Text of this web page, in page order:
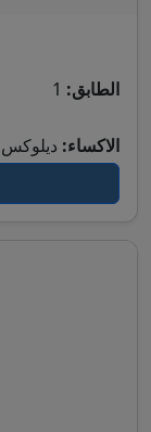
الطابق:
الاكساء: ديلوكس